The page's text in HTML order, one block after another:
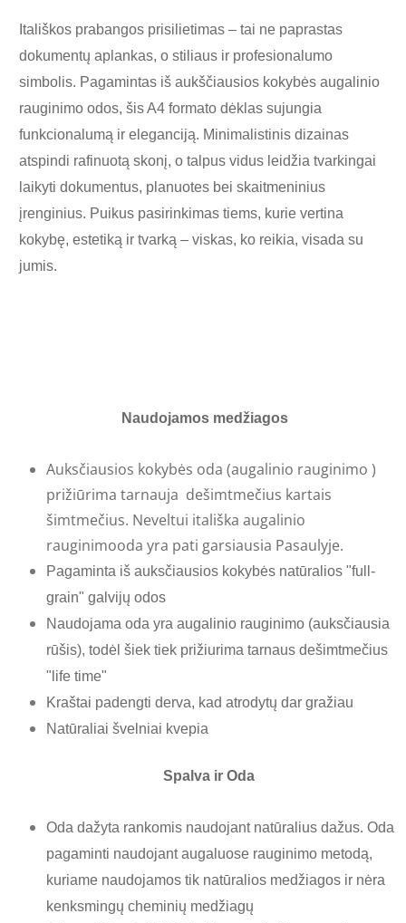
Itališkos prabangos prisilietimas – tai ne paprastas
dokumentų aplankas, o stiliaus ir profesionalumo
simbolis. Pagamintas iš aukščiausios kokybės augalinio
rauginimo odos, šis A4 formato dėklas sujungia
funkcionalumą ir eleganciją. Minimalistinis dizainas
atspindi rafinuotą skonį, o talpus vidus leidžia tvarkingai
laikyti dokumentus, planuotes bei skaitmeninius
įrenginius. Puikus pasirinkimas tiems, kurie vertina
kokybę, estetiką ir tvarką – viskas, ko reikia, visada su
jumis.
Naudojamos medžiagos
Auksčiausios kokybės oda (augalinio rauginimo )
prižiūrima tarnauja dešimtmečius kartais
šimtmečius. Neveltui itališkaaugalinio
rauginimooda yra pati garsiausia Pasaulyje.
Pagaminta iš auksčiausios kokybės natūralios "full-
grain" galvijų odos
Naudojama oda yra augalinio rauginimo (auksčiausia
rūšis), todėl šiek tiek prižiurima tarnaus dešimtmečius
"life time"
Kraštai padengti derva, kad atrodytų dar gražiau
Natūraliaišvelniai kvepia
Spalva ir Oda
Oda dažyta rankomis naudojant natūralius dažus. Oda
pagaminti naudojant augaluose rauginimo metodą,
kuriame naudojamos tik natūralios medžiagos ir nėra
kenksmingų cheminių medžiagų